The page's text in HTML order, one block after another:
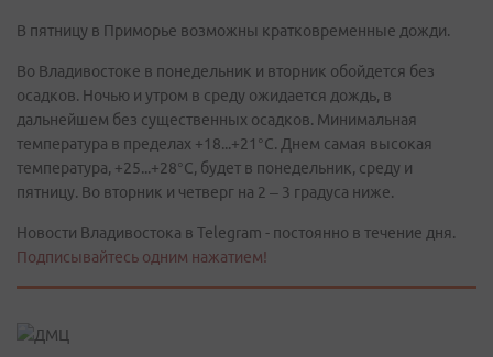
В пятницу в Приморье возможны кратковременные дожди.
Во Владивостоке в понедельник и вторник обойдется без
осадков. Ночью и утром в среду ожидается дождь, в
дальнейшем без существенных осадков. Минимальная
температура в пределах +18...+21°С. Днем самая высокая
температура, +25...+28°С, будет в понедельник, среду и
пятницу. Во вторник и четверг на 2 – 3 градуса ниже.
Новости Владивостока в Telegram - постоянно в течение дня.
Подписывайтесь одним нажатием!